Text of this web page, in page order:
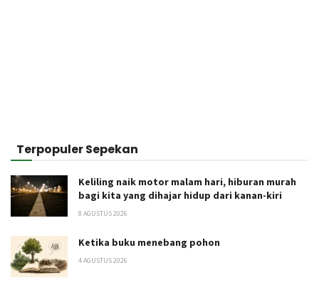
Terpopuler Sepekan
Keliling naik motor malam hari, hiburan murah
bagi kita yang dihajar hidup dari kanan-kiri
8 AGUSTUS 2026
Ketika buku menebang pohon
4 AGUSTUS 2026